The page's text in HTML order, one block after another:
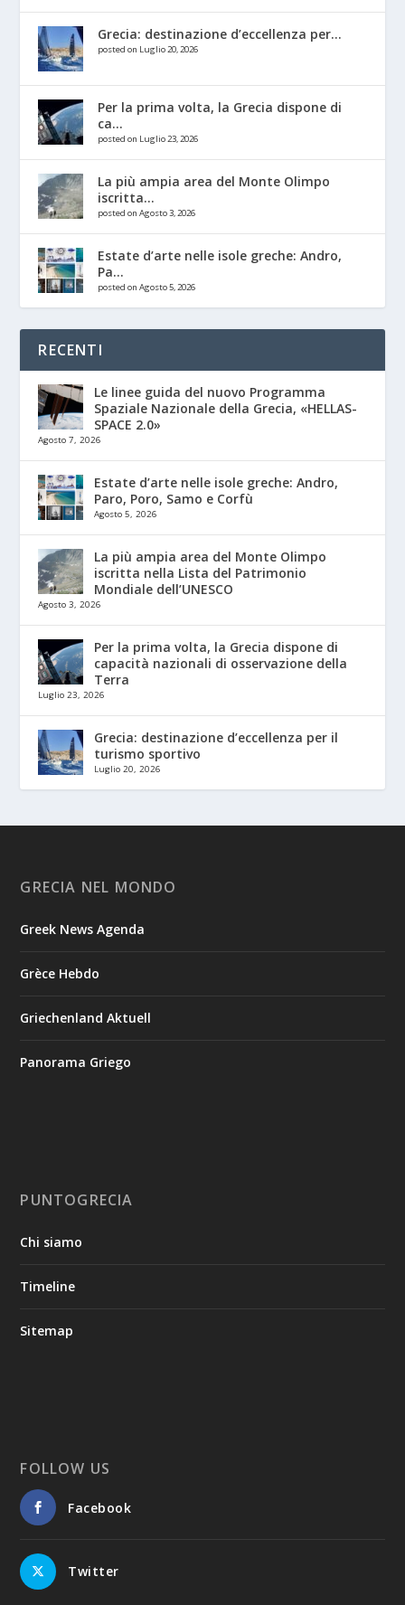
Grecia: destinazione d’eccellenza per...
posted on Luglio 20, 2026
Per la prima volta, la Grecia dispone di
ca...
posted on Luglio 23, 2026
La più ampia area del Monte Olimpo
iscritta...
posted on Agosto 3, 2026
Estate d’arte nelle isole greche: Andro,
Pa...
posted on Agosto 5, 2026
RECENTI
Le linee guida del nuovo Programma
Spaziale Nazionale della Grecia, «HELLAS-
SPACE 2.0»
Agosto 7, 2026
Estate d’arte nelle isole greche: Andro,
Paro, Poro, Samo e Corfù
Agosto 5, 2026
La più ampia area del Monte Olimpo
iscritta nella Lista del Patrimonio
Mondiale dell’UNESCO
Agosto 3, 2026
Per la prima volta, la Grecia dispone di
capacità nazionali di osservazione della
Terra
Luglio 23, 2026
Grecia: destinazione d’eccellenza per il
turismo sportivo
Luglio 20, 2026
GRECIA NEL MONDO
Greek News Agenda
Grèce Hebdo
Griechenland Aktuell
Panorama Griego
PUNTOGRECIA
Chi siamo
Timeline
Sitemap
FOLLOW US
Facebook
Twitter